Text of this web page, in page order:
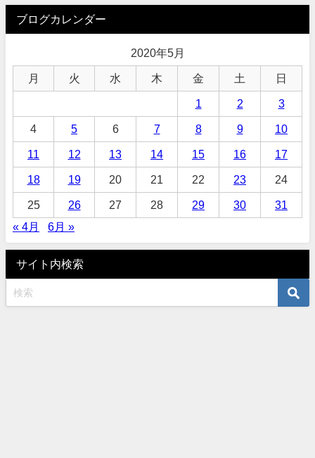
ブログカレンダー
2020年5月
月 火 水 木 金 土 日
1 2 3
4 5 6 7 8 9 10
11 12 13 14 15 16 17
18 19 20 21 22 23 24
25 26 27 28 29 30
31
« 4月
6月 »
サイト内検索